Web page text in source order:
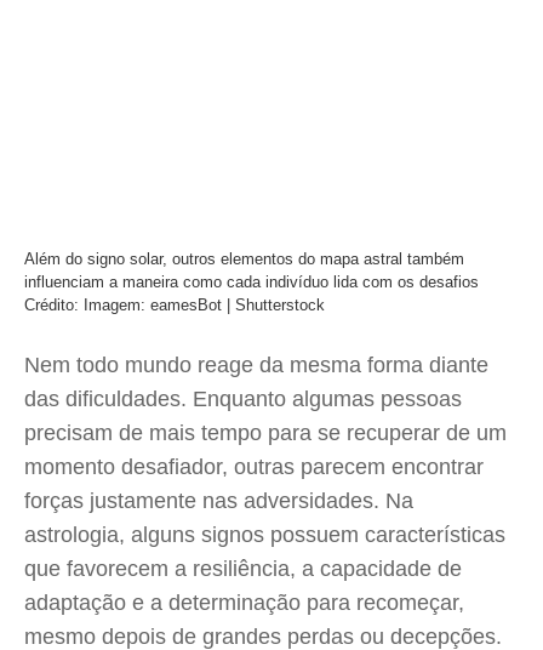
Além do signo solar, outros elementos do mapa astral também
influenciam a maneira como cada indivíduo lida com os desafios
Crédito: Imagem: eamesBot | Shutterstock
Nem todo mundo reage da mesma forma diante
das dificuldades. Enquanto algumas pessoas
precisam de mais tempo para se recuperar de um
momento desafiador, outras parecem encontrar
forças justamente nas adversidades. Na
astrologia, alguns signos possuem características
que favorecem a resiliência, a capacidade de
adaptação e a determinação para recomeçar,
mesmo depois de grandes perdas ou decepções.